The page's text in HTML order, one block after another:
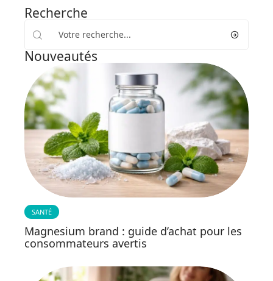
Recherche
Nouveautés
SANTÉ
Magnesium brand : guide d’achat pour les
consommateurs avertis